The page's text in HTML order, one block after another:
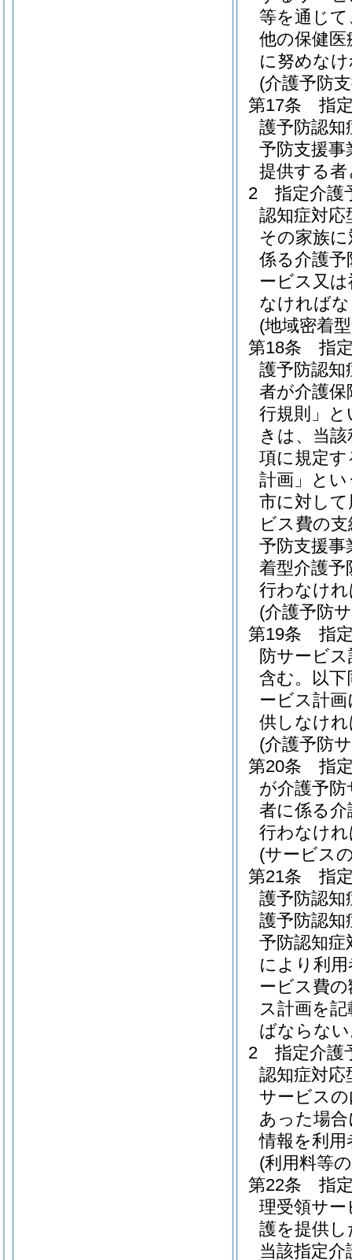
等を通じ
他の保健
に努めな
(介護予防
第17条
指
護予防認
予防支援
提供する
2
指定介護
認知症対
その家族
係る介護
ービス又
なければ
(地域密着
第18条
指
護予防認知
者が介護保
行規則」と
きは、当
項に規定
計画」とい
市に対し
ビス費の
予防支援
着型介護
行わなけ
(介護予防
第19条
指
防サービ
含む。以下
ービス計
供しなけ
(介護予防
第20条
指
が介護予
者に係る
行わなけ
(サービス
第21条
指
護予防認知
護予防認知
予防認知症
により利
ービス費
ス計画を
ばならな
2
指定介護
認知症対
サービス
あった場
情報を利
(利用料等
第22条
指
理受領サー
護を提供
当該指定